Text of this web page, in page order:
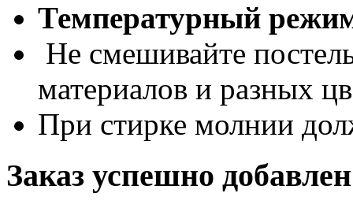
Температурный
Не смешивайте
материалов и разных
При стирке молнии
Заказ успешно